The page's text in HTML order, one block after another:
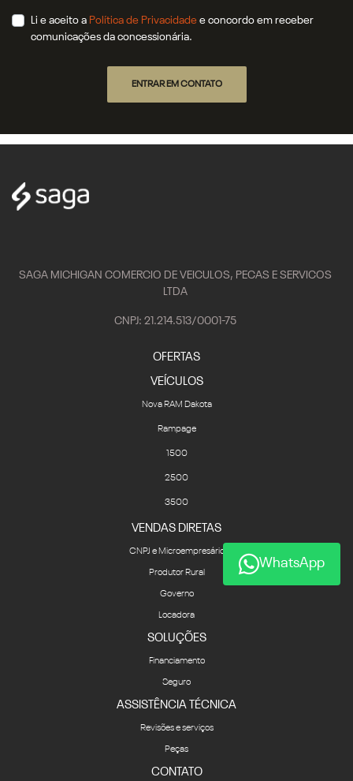
Li e aceito a Política de Privacidade e concordo em receber
comunicações da concessionária.
ENTRAR EM CONTATO
SAGA MICHIGAN COMERCIO DE VEICULOS, PECAS E SERVICOS
LTDA
CNPJ: 21.214.513/0001-75
OFERTAS
VEÍCULOS
Nova RAM Dakota
Rampage
1500
2500
3500
VENDAS DIRETAS
CNPJ e Microempresário
Produtor Rural
Governo
Locadora
SOLUÇÕES
Financiamento
Seguro
ASSISTÊNCIA TÉCNICA
Revisões e serviços
Peças
CONTATO
WhatsApp